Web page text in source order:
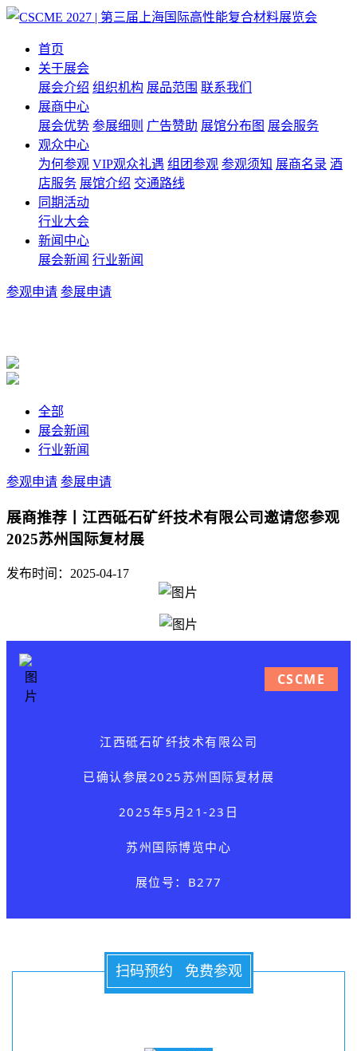
首页
关于展会
展会介绍 组织机构 展品范围 联系我们
展商中心
展会优势 参展细则 广告赞助 展馆分布图 展会服务
观众中心
为何参观 VIP观众礼遇 组团参观 参观须知 展商名录 酒
店服务 展馆介绍 交通路线
同期活动
行业大会
新闻中心
展会新闻 行业新闻
参观申请 参展申请
全部
展会新闻
行业新闻
参观申请 参展申请
展商推荐丨江西砥石矿纤技术有限公司邀请您参观
2025苏州国际复材展
发布时间：2025-04-17
CSCME
江西砥石矿纤技术有限公司
已确认参展2025苏州国际复材展
2025年5月21-23日
苏州国际博览中心
展位号：B277
扫码预约 免费参观